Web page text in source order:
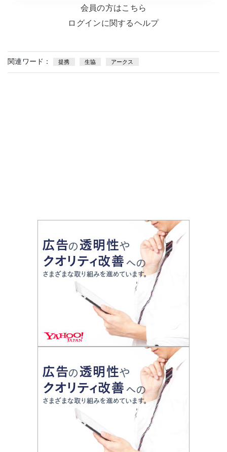
会員の方はこちら
ログインに関するヘルプ
関連ワード： 提携 生協 アークス